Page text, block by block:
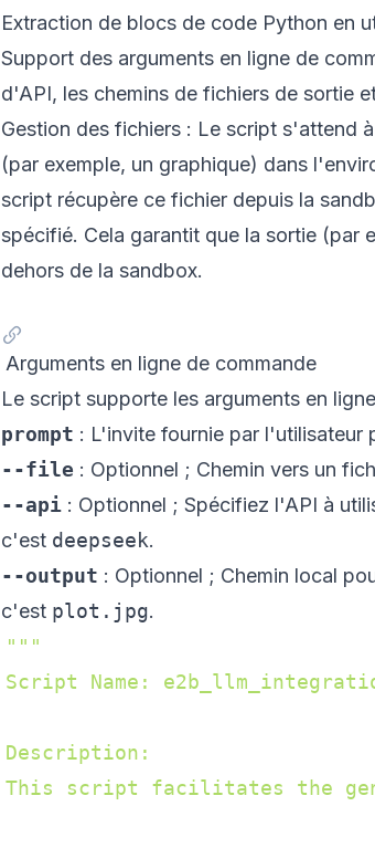
Extraction de blocs de code Python en
Support des arguments en ligne de
d'API, les chemins de fichiers de sortie
Gestion des fichiers : Le script s'attend
(par exemple, un graphique) dans
script récupère ce fichier depuis la
spécifié. Cela garantit que la sortie (par
dehors de la sandbox.
Arguments en ligne de commande
Le script supporte les arguments en
prompt : L'invite fournie par l'utilisateur
--file : Optionnel ; Chemin vers un
--api : Optionnel ; Spécifiez l'API à
c'est deepseek.
--output : Optionnel ; Chemin local
c'est plot.jpg.